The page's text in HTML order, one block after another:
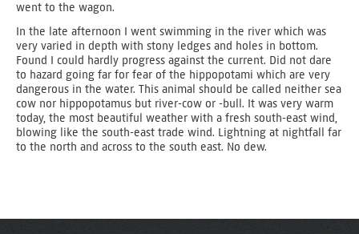
went to the wagon.
In the late afternoon I went swimming in the river which was
very varied in depth with stony ledges and holes in bottom.
Found I could hardly progress against the current. Did not dare
to hazard going far for fear of the hippopotami which are very
dangerous in the water. This animal should be called neither sea
cow nor hippopotamus but river-cow or -bull. It was very warm
today, the most beautiful weather with a fresh south-east wind,
blowing like the south-east trade wind. Lightning at nightfall far
to the north and across to the south east. No dew.